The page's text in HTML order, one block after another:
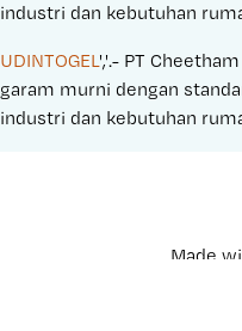
industri dan kebutuhan
UDINTOGEL','.- PT
garam murni dengan
industri dan kebutuhan
Made